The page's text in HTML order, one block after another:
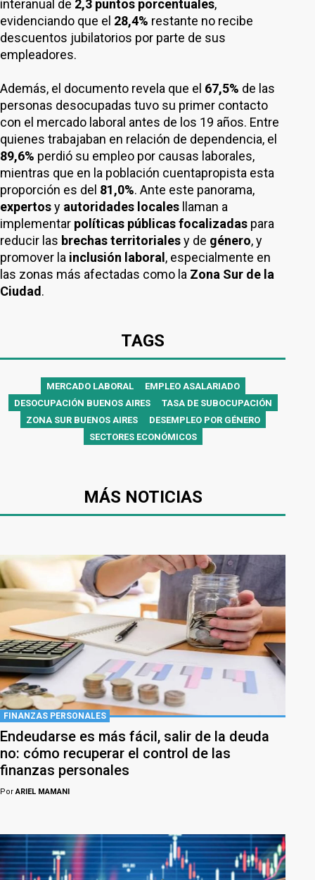
interanual de 2,3 puntos porcentuales,
evidenciando que el 28,4% restante no recibe
descuentos jubilatorios por parte de sus
empleadores.
Además, el documento revela que el 67,5% de las
personas desocupadas tuvo su primer contacto
con el mercado laboral antes de los 19 años. Entre
quienes trabajaban en relación de dependencia, el
89,6% perdió su empleo por causas laborales,
mientras que en la población cuentapropista esta
proporción es del 81,0%. Ante este panorama,
expertosy autoridades locales llaman a
implementar políticas públicas focalizadas para
reducir las brechas territorialesy de género, y
promover la inclusión laboral , especialmente en
las zonas más afectadas como la Zona Sur de la
Ciudad .
TAGS
MERCADO LABORAL
EMPLEO ASALARIADO
DESOCUPACIÓN BUENOS AIRES
TASA DE SUBOCUPACIÓN
ZONA SUR BUENOS AIRES
DESEMPLEO POR GÉNERO
SECTORES ECONÓMICOS
MÁS NOTICIAS
FINANZAS PERSONALES
Endeudarse es más fácil, salir de la deuda
no: cómo recuperar el control de las
finanzas personales
PorARIEL MAMANI